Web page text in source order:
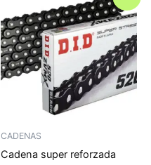
CADENAS
Cadena super reforzada